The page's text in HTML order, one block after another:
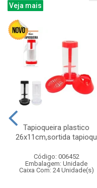
Veja mais
Tapioqueira plastico
26x11cm,sortida tapioqu
Código: 006452
Embalagem: Unidade
Caixa Com: 24 Unidade(s)